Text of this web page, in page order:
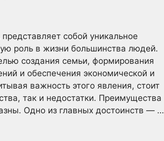
собой уникальное
роль в жизни большинства людей.
создания семьи, формирования
и обеспечения экономической и
важность этого явления, стоит
так и недостатки. Преимущества
Одно из главных достоинств — …